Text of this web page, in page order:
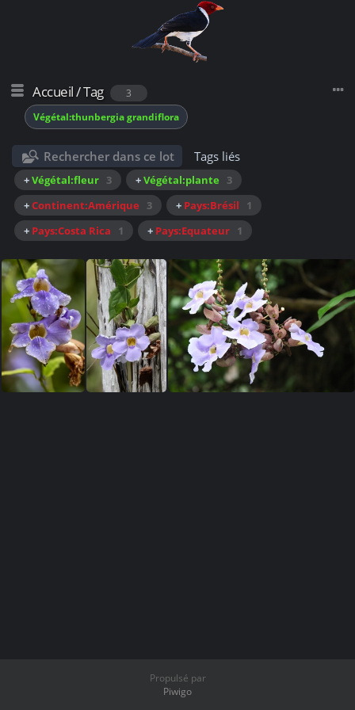
Accueil/Tag
3
Végétal:thunbergia grandiflora
Rechercher dans ce lot Tags liés
+Végétal:fleur 3 +Végétal:plante
3
+Continent:Amérique 3 + Pays:Brésil
1
+ Pays:Costa Rica 1 + Pays:Equateur 1
Propulsé par
Piwigo